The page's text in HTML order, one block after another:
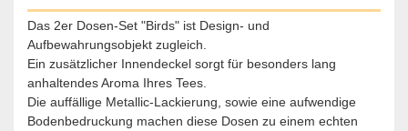
Das 2er Dosen-Set "Birds" ist Design- und
Aufbewahrungsobjekt zugleich.
Ein zusätzlicher Innendeckel sorgt für besonders lang
anhaltendes Aroma Ihres Tees.
Die auffällige Metallic-Lackierung, sowie eine aufwendige
Bodenbedruckung machen diese Dosen zu einem echten